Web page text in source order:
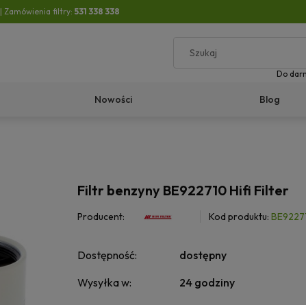
| Zamówienia filtry: 531 338 338
Do
Nowości Blog
Filtr benzyny BE922710 Hifi Filter
Producent: Kod produktu:
Dostępność:
dostępny
Wysyłka w:
24 godziny